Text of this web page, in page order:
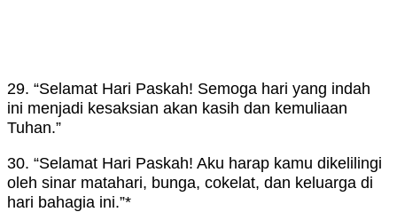
29. “Selamat Hari Paskah! Semoga hari yang indah
ini menjadi kesaksian akan kasih dan kemuliaan
Tuhan.”
30. “Selamat Hari Paskah! Aku harap kamu dikelilingi
oleh sinar matahari, bunga, cokelat, dan keluarga di
hari bahagia ini.”*